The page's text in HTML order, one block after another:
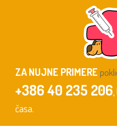
ZA NUJNE PRIMERE
+386 40 235 206
časa.